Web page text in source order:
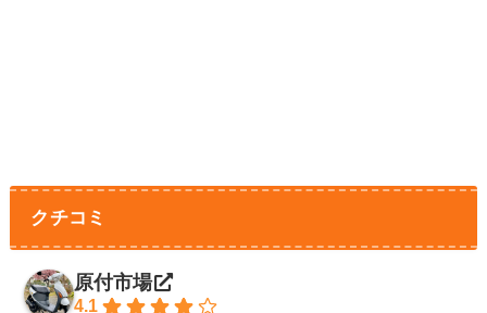
クチコミ
原付市場
4.1